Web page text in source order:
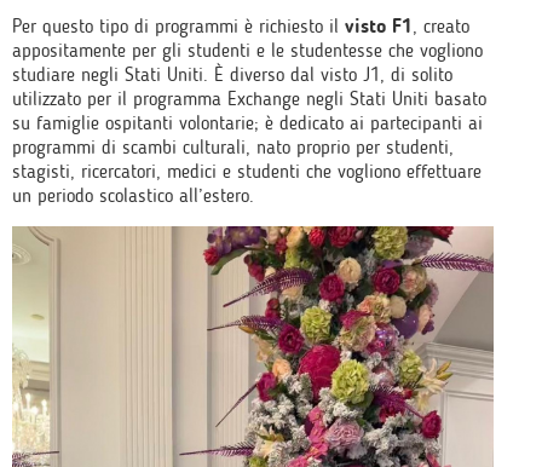
Per questo tipo di programmi è richiesto il visto F1 , creato
appositamente per gli studenti e le studentesse che vogliono
studiare negli Stati Uniti. È diverso dal visto J1, di solito
utilizzato per il programma Exchange negli Stati Uniti basato
su famiglie ospitanti volontarie; è dedicato ai partecipanti ai
programmi di scambi culturali, nato proprio per studenti,
stagisti, ricercatori, medici e studenti che vogliono effettuare
un periodo scolastico all’estero.